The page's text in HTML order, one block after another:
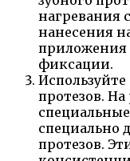
нагревания
нанесения
приложения
фиксации.
протезов.
специально
протезов.